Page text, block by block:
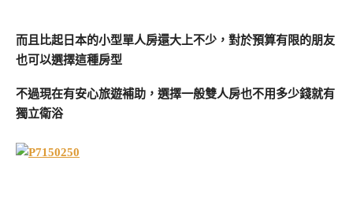
而且比起日本的小型單人房還大上不少，對於預算有限的朋友
也可以選擇這種房型
不過現在有安心旅遊補助，選擇一般雙人房也不用多少錢就有
獨立衛浴